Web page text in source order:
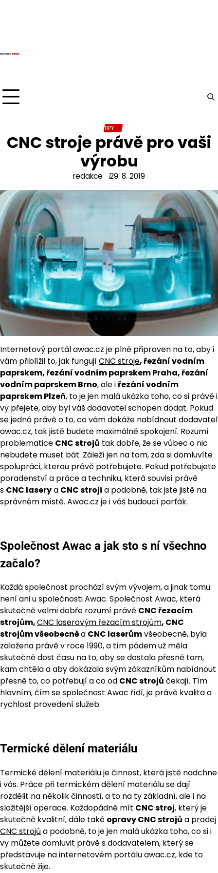
TIPY
CNC stroje právě pro vaši
výrobu
redakce 29. 8. 2019
Internetový portál awac.cz je plně připraven na to, aby i
vám přiblížil to, jak fungujíCNC stroje, řezání vodním
paprskem, řezání vodním paprskem Praha, řezání
vodním paprskem Brno, ale i řezání vodním
paprskem Plzeň, to je jen malá ukázka toho, co si právě i
vy přejete, aby byl váš dodavatel schopen dodat. Pokud
se jedná právě o to, co vám dokáže nabídnout dodavatel
awac.cz, tak jistě budete maximálně spokojení. Rozumí
problematice CNC strojů tak dobře, že se vůbec o nic
nebudete muset bát. Záleží jen na tom, zda si domluvíte
spolupráci, kterou právě potřebujete. Pokud potřebujete
poradenství a práce a techniku, která souvisí právě
s CNC laserya CNC stroji a podobně, tak jste jistě na
správném místě. Awac.cz je i váš budoucí parťák.
Společnost Awac a jak sto s ní všechno
začalo?
Každá společnost prochází svým vývojem, a jinak tomu
není ani u společnosti Awac. Společnost Awac, která
skutečně velmi dobře rozumí právě CNC řezacím
strojům,CNC laserovým řezacím strojům, CNC
strojům všeobecněa CNC laserůmvšeobecně, byla
založena právě v roce 1990, a tím pádem už měla
skutečně dost času na to, aby se dostala přesně tam,
kam chtěla a aby dokázala svým zákazníkům nabídnout
přesně to, co potřebují a co od CNC strojů čekají. Tím
hlavním, čím se společnost Awac řídí, je právě kvalita a
rychlost provedení služeb.
Termické dělení materiálu
Termické dělení materiálu je činnost, která jistě nadchne
i vás. Práce při termickém dělení materiálu se dají
rozdělit na několik činností, a to na ty základní, ale i na
složitější operace. Každopádně mít CNC stroj, který je
skutečně kvalitní, dále také opravy CNC strojů a prodej
CNC strojů a podobně, to je jen malá ukázka toho, co si i
vy můžete domluvit právě s dodavatelem, který se
představuje na internetovém portálu awac.cz, kde to
skutečně žije.